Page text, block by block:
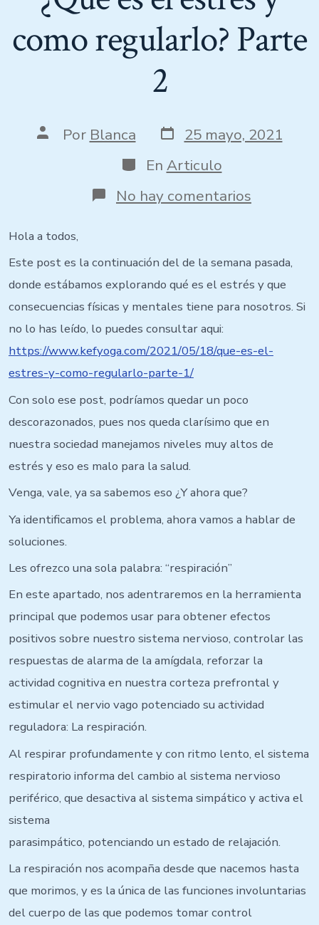
como regularlo? Parte
2
AutorPor Blanca Fecha
de
publicación
25 mayo, 2021
Categorías
En Articulo
No hay comentarios
¿Que
y
como
Parte
Hola a todos,
Este post es la continuación del de la semana pasada,
donde estábamos explorando qué es el estrés y que
consecuencias físicas y mentales tiene para nosotros. Si
no lo has leído, lo puedes consultar aqui:
https://www.kefyoga.com/2021/05/18/que-es-el-
estres-y-como-regularlo-parte-1/
Con solo ese post, podríamos quedar un poco
descorazonados, pues nos queda clarísimo que en
nuestra sociedad manejamos niveles muy altos de
estrés y eso es malo para la salud.
Venga, vale, ya sa sabemos eso ¿Y ahora que?
Ya identificamos el problema, ahora vamos a hablar de
soluciones.
Les ofrezco una sola palabra: “respiración”
En este apartado, nos adentraremos en la herramienta
principal que podemos usar para obtener efectos
positivos sobre nuestro sistema nervioso, controlar las
respuestas de alarma de la amígdala, reforzar la
actividad cognitiva en nuestra corteza prefrontal y
estimular el nervio vago potenciado su actividad
reguladora: La respiración.
Al respirar profundamente y con ritmo lento, el sistema
respiratorio informa del cambio al sistema nervioso
periférico, que desactiva al sistema simpático y activa el
sistema
parasimpático, potenciando un estado de relajación.
La respiración nos acompaña desde que nacemos hasta
que morimos, y es la única de las funciones involuntarias
del cuerpo de las que podemos tomar control